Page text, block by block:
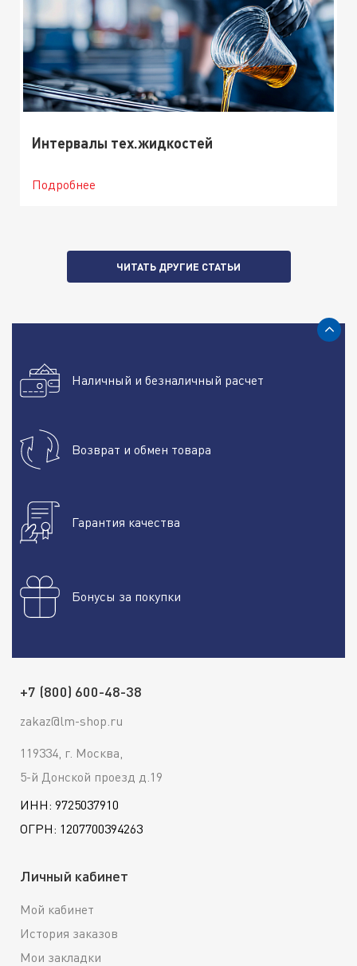
Интервалы тех.жидкостей
Подробнее
ЧИТАТЬ ДРУГИЕ СТАТЬИ
Наличный и безналичный расчет
Возврат и обмен товара
Гарантия качества
Бонусы за покупки
+7 (800) 600-48-38
zakaz@lm-shop.ru
119334, г. Москва,
5-й Донской проезд д.19
ИНН: 9725037910
ОГРН: 1207700394263
Личный кабинет
Мой кабинет
История заказов
Мои закладки